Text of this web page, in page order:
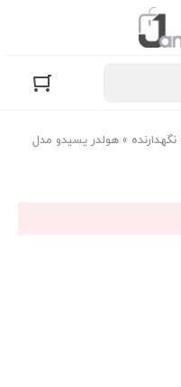
نگهدارنده » هولدر یسیدو مدل